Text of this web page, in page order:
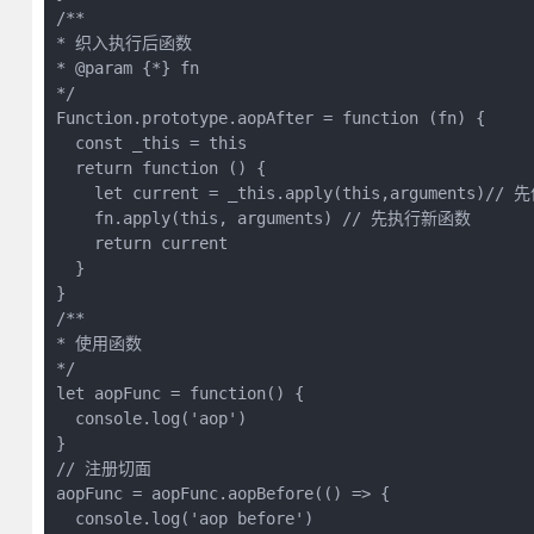
/**
* 织入执行后函数
* @param {*} fn
*/
Function.prototype.aopAfter = function (fn) {
  const _this = this
  return function () {
let current = _this.apply(this,arguments)// 先
    fn.apply(this, arguments) // 先执行新函数
    return current
  }
}
/**
* 使用函数
*/
let aopFunc = function() {
  console.log('aop')
}
// 注册切面
aopFunc = aopFunc.aopBefore(() => {
  console.log('aop before')